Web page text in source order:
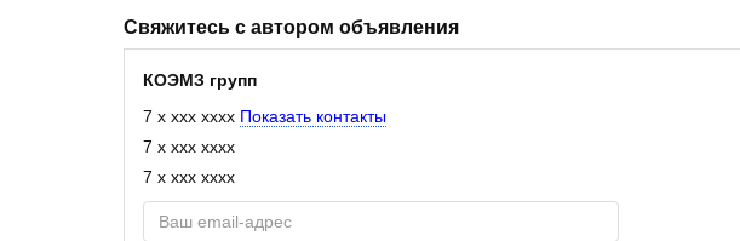
Свяжитесь с автором объявления
КОЭМЗ групп
7 x xxx xxxx Показать контакты
7 x xxx xxxx
7 x xxx xxxx